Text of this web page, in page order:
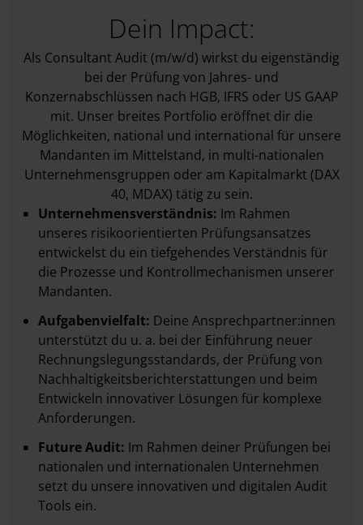
Dein Impact:
Als Consultant Audit (m/w/d) wirkst du eigenständig
bei der Prüfung von Jahres- und
Konzernabschlüssen nach HGB, IFRS oder US GAAP
mit. Unser breites Portfolio eröffnet dir die
Möglichkeiten, national und international für unsere
Mandanten im Mittelstand, in multi-nationalen
Unternehmensgruppen oder am Kapitalmarkt (DAX
40, MDAX) tätig zu sein.
Unternehmensverständnis: Im Rahmen
unseres risikoorientierten Prüfungsansatzes
entwickelst du ein tiefgehendes Verständnis für
die Prozesse und Kontrollmechanismen unserer
Mandanten.
Aufgabenvielfalt: Deine Ansprechpartner:innen
unterstützt du u. a. bei der Einführung neuer
Rechnungslegungsstandards, der Prüfung von
Nachhaltigkeitsberichterstattungen und beim
Entwickeln innovativer Lösungen für komplexe
Anforderungen.
Future Audit: Im Rahmen deiner Prüfungen bei
nationalen und internationalen Unternehmen
setzt du unsere innovativen und digitalen Audit
Tools ein.